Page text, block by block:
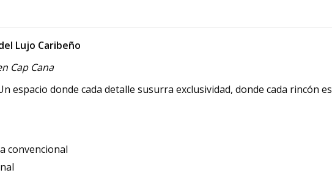
Lujo Caribeño
Cap Cana
espacio donde cada detalle susurra exclusividad, donde cada rincón es
convencional